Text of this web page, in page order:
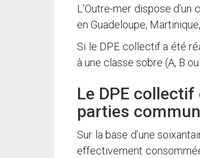
L’Outre-mer dispose
en Guadeloupe,
Si le DPE collectif a été
à une classe sobre (A, B
Le DPE collectif
parties
Sur la base d’une
effectivement